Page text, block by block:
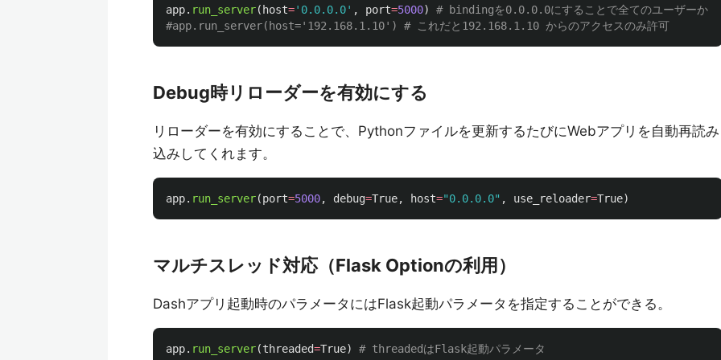
app. run_server( host=' 0.0.0.0' , port=5000)
# bindingを0.0.0.0にすることで全てのユーザーから
Debug時リローダーを有効にする
リローダーを有効にすることで、Pythonファイルを更新するたびにWebアプリを自動再読み
込みしてくれます。
app. run_server(port=5000, debug=True, host="0.0.0.0" , use_reloader=True)
マルチスレッド対応（Flask Optionの利用）
Dashアプリ起動時のパラメータにはFlask起動パラメータを指定することができる。
app. run_server(threaded=True)